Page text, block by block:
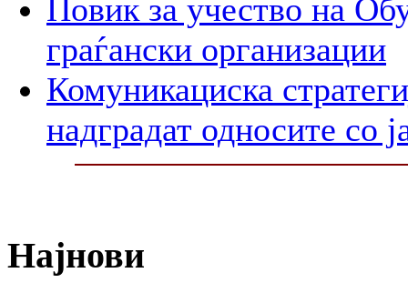
Повик за учество на
граѓански организации
Комуникациска
надградат односите со
Најнови